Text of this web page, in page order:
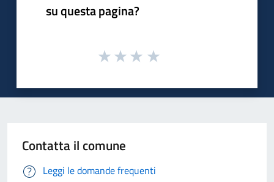
su questa pagina?
Contatta il comune
Leggi le domande frequenti